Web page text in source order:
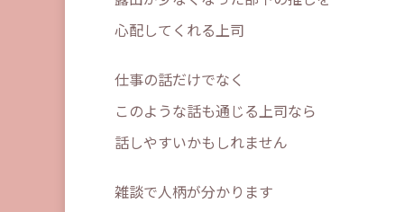
心配してくれる上司
仕事の話だけでなく
このような話も通じる上司なら
話しやすいかもしれません
雑談で人柄が分かります